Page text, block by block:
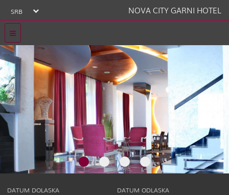
SRB NOVA CITY GARNI HOTEL
DATUM DOLASKA DATUM ODLASKA